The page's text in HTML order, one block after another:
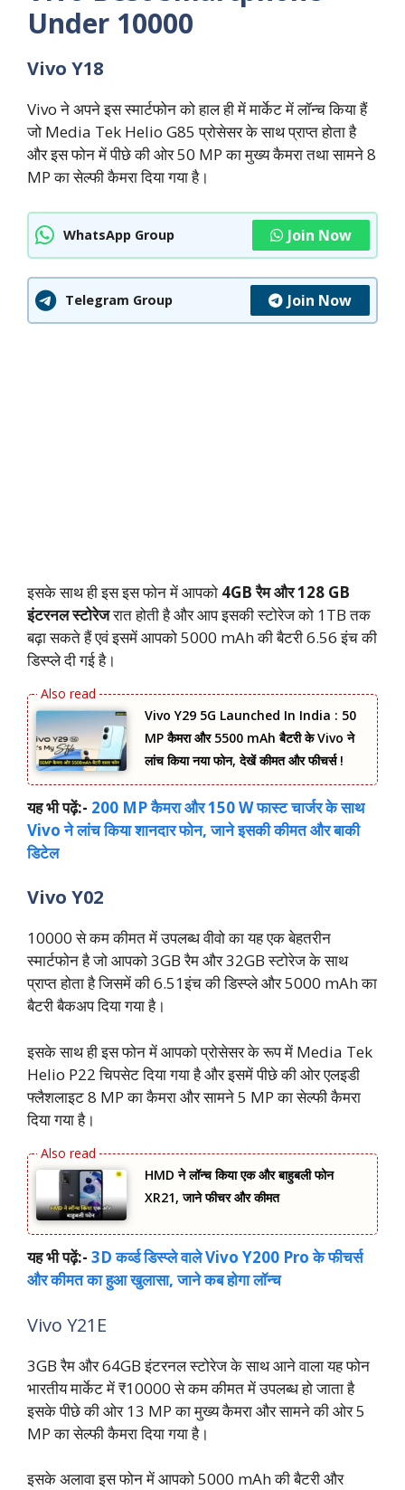
Under 10000
Vivo Y18
Vivo ने अपने इस स्मार्टफोन को हाल ही में मार्केट में लॉन्च किया हैं
जो Media Tek Helio G85 प्रोसेसर के साथ प्राप्त होता है
और इस फोन में पीछे की ओर 50 MP का मुख्य कैमरा तथा सामने 8
MP का सेल्फी कैमरा दिया गया है।
WhatsApp Group Join Now
Telegram Group Join Now
इसके साथ ही इस इस फोन में आपको 4GB रैम और 128 GB
इंटरनल स्टोरेजरात होती है और आप इसकी स्टोरेज को 1TB तक
बढ़ा सकते हैं एवं इसमें आपको 5000 mAh की बैटरी 6.56 इंच की
डिस्प्ले दी गई है।
Vivo Y29 5G Launched In India : 50
MP कैमरा और 5500 mAh बैटरी के Vivo ने
लांच किया नया फोन, देखें कीमत और फीचर्स !
यह भी पढ़ें:- 200 MP कैमरा और 150 W फास्ट चार्जर के साथ
Vivo ने लांच किया शानदार फोन, जाने इसकी कीमत और बाकी
डिटेल
Vivo Y02
10000 से कम कीमत में उपलब्ध वीवो का यह एक बेहतरीन
स्मार्टफोन है जो आपको 3GB रैम और 32GB स्टोरेज के साथ
प्राप्त होता है जिसमें की 6.51इंच की डिस्प्ले और 5000 mAh का
बैटरी बैकअप दिया गया है।
इसके साथ ही इस फोन में आपको प्रोसेसर के रूप में Media Tek
Helio P22 चिपसेट दिया गया है और इसमें पीछे की ओर एलइडी
फ्लैशलाइट 8 MP का कैमरा और सामने 5 MP का सेल्फी कैमरा
दिया गया है।
HMD ने लॉन्च किया एक और बाहुबली फोन
XR21, जाने फीचर और कीमत
यह भी पढ़ें:- 3D कर्व्ड डिस्प्ले वाले Vivo Y200 Pro के फीचर्स
और कीमत का हुआ खुलासा, जाने कब होगा लॉन्च
Vivo Y21E
3GB रैम और 64GB इंटरनल स्टोरेज के साथ आने वाला यह फोन
भारतीय मार्केट में ₹10000 से कम कीमत में उपलब्ध हो जाता है
इसके पीछे की ओर 13 MP का मुख्य कैमरा और सामने की ओर 5
MP का सेल्फी कैमरा दिया गया है।
इसके अलावा इस फोन में आपको 5000 mAh की बैटरी और